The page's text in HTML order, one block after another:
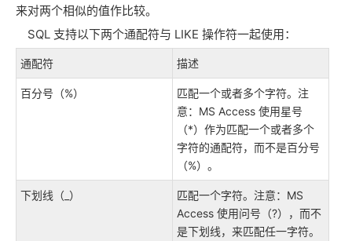
来对两个相似的值作比较。
SQL 支持以下两个通配符与 LIKE 操作符一起使用：
通配符 描述
百分号（%）
匹配一个或者多个字符。注
意：MS Access 使用星号
（*）作为匹配一个或者多个
字符的通配符，而不是百分号
（%）。
下划线（_）
匹配一个字符。注意：MS
Access 使用问号（?），而不
是下划线，来匹配任一字符。